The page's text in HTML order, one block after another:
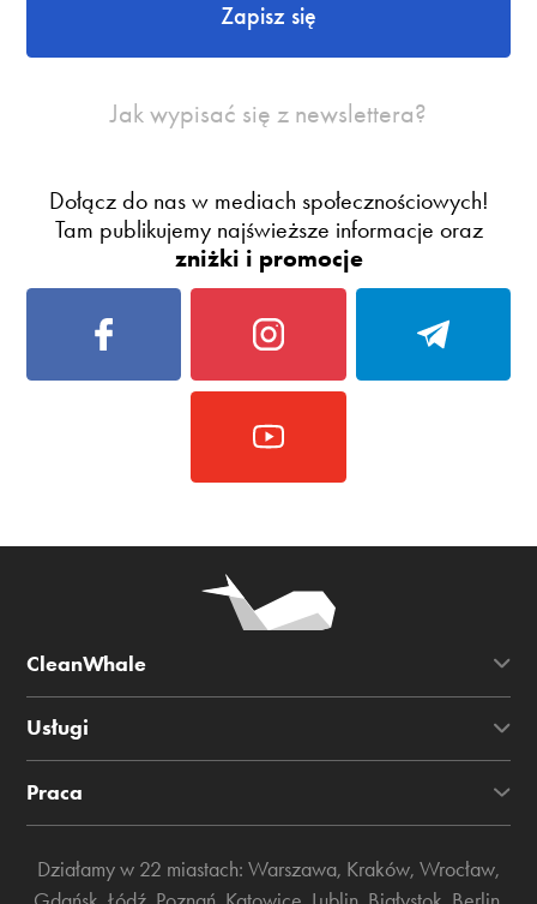
Zapisz się
Jak wypisać się z newslettera?
Dołącz do nas w mediach społecznościowych!
Tam publikujemy najświeższe informacje oraz
zniżki i promocje
CleanWhale
Usługi
Praca
Działamy w 22 miastach: Warszawa, Kraków, Wrocław,